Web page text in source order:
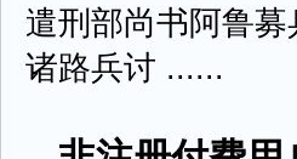
遣刑部尚书阿鲁
诸路兵讨 ......